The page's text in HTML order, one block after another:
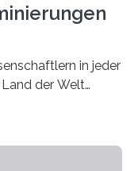
in jeder
Land der Welt